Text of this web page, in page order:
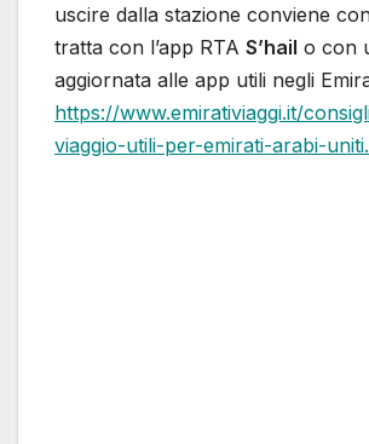
uscire dalla stazione conviene
tratta con l’app RTA S’hail o con
aggiornata alle app utili negli
https://www.emirativiaggi.it/
viaggio-utili-per-emirati-arabi-